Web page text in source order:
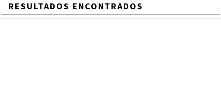
RESULTADOS ENCONTRADOS